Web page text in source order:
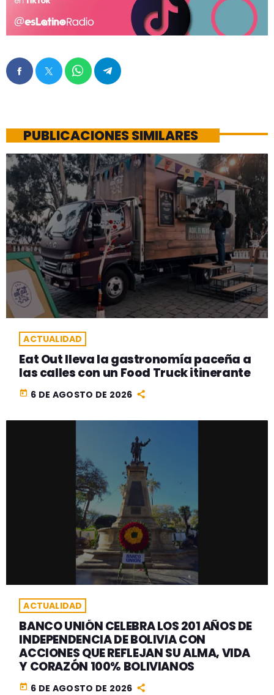
PUBLICACIONES SIMILARES
ACTUALIDAD
Eat Out lleva la gastronomía paceña a
las calles con un Food Truck itinerante
today 6 DE AGOSTO DE 2026
ACTUALIDAD
BANCO UNIÓN CELEBRA LOS 201 AÑOS DE
INDEPENDENCIA DE BOLIVIA CON
ACCIONES QUE REFLEJAN SU ALMA, VIDA
Y CORAZÓN 100% BOLIVIANOS
today 6 DE AGOSTO DE 2026